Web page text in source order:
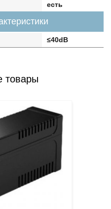
есть
≤40dB
товары